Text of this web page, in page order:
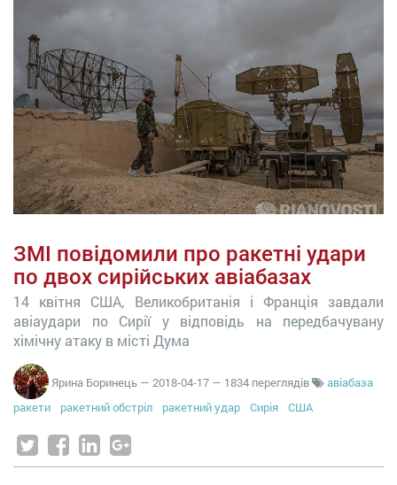
ЗМІ повідомили про ракетні удари
по двох сирійських авіабазах
14 квітня США, Великобританія і Франція завдали
авіаудари по Сирії у відповідь на передбачувану
хімічну атаку в місті Дума
Ярина Боринець — 2018-04-17 — 1834 переглядів
авіабаза
ракети
ракетний обстріл ракетний удар Сирія США